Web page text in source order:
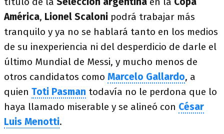
América, Lionel Scaloni podrá trabajar más
tranquilo y ya no se hablará tanto en los medios
de su inexperiencia ni del desperdicio de darle el
último Mundial de Messi, y mucho menos de
otros candidatos como Marcelo Gallardo, a
quien Toti Pasman todavía no le perdona que lo
haya llamado miserable y se alineó con César
Luis Menotti.